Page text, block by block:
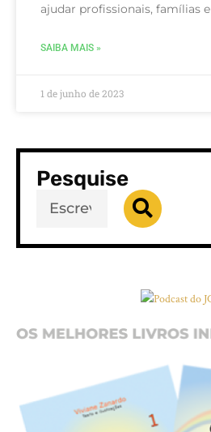
ajudar profissionais, famílias e
SAIBA MAIS »
1 de junho de 2023
Pesquise